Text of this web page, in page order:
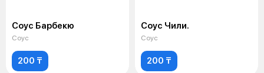
Соус Барбекю
Соус
200 ₸
Соус Чили.
Соус
200 ₸